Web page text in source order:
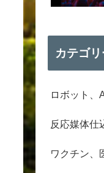
カテゴリ
ロボット、
反応媒体仕
ワクチン、